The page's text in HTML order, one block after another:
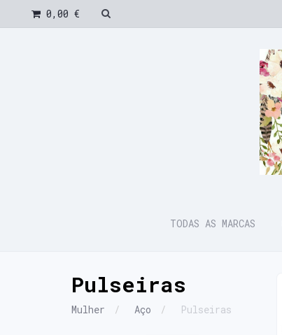
0,00 €
TODAS AS MARCAS
Pulseiras
Mulher Aço Pulseiras